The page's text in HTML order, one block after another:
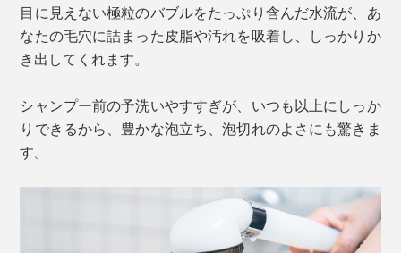
目に見えない極粒のバブルをたっぷり含んだ水流が、あ
なたの毛穴に詰まった皮脂や汚れを吸着し、しっかりか
き出してくれます。
シャンプー前の予洗いやすすぎが、いつも以上にしっか
りできるから、豊かな泡立ち、泡切れのよさにも驚きま
す。